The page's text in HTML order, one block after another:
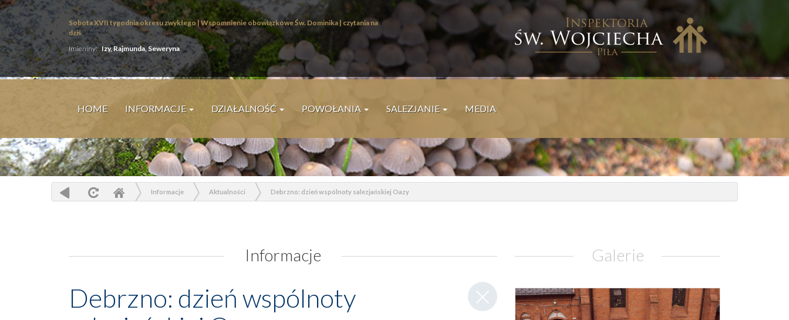
Sobota XVII tygodnia okresu zwykłego | Wspomnienie obowiązkowe Św. Dominika | czytania na
dziś
Imieniny: Izy, Rajmunda, Seweryna
Inspektoria
Piła
HOME INFORMACJE DZIAŁALNOŚĆ POWOŁANIA SALEZJANIE MEDIA
Informacje Aktualności Debrzno: dzień wspólnoty salezjańskiej Oazy
Informacje
Zamknij
wpis
Debrzno: dzień wspólnoty
Galerie